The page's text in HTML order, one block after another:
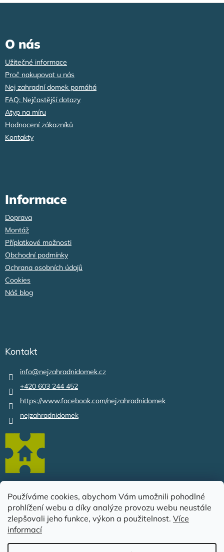
Používáme cookies, abychom Vám umožnili pohodlné
prohlížení webu a díky analýze provozu webu neustále
zlepšovali jeho funkce, výkon a použitelnost. Více
informací
Z
O nás
Užitečné informace
Proč nakupovat u nás
Nej zahradní domek pomáhá
FAQ: Nejčastější dotazy
Atyp na míru
Hodnocení zákazníků
Kontakty
Informace
Doprava
Montáž
Příplatkové možnosti
Obchodní podmínky
Ochrana osobních údajů
Cookies
Náš blog
Kontakt
info@nejzahradnidomek.cz
+420 603 244 452
https://www.facebook.com/nejzahradnidomek
nejzahradnidomek
Vytvořil Shoptet